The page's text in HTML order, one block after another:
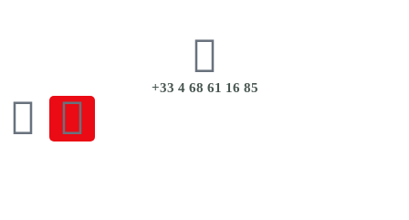
+33 4 68 61 16 85